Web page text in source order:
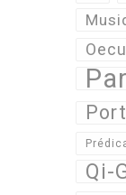
Qi-